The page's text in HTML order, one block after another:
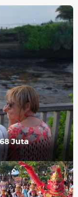
Juta